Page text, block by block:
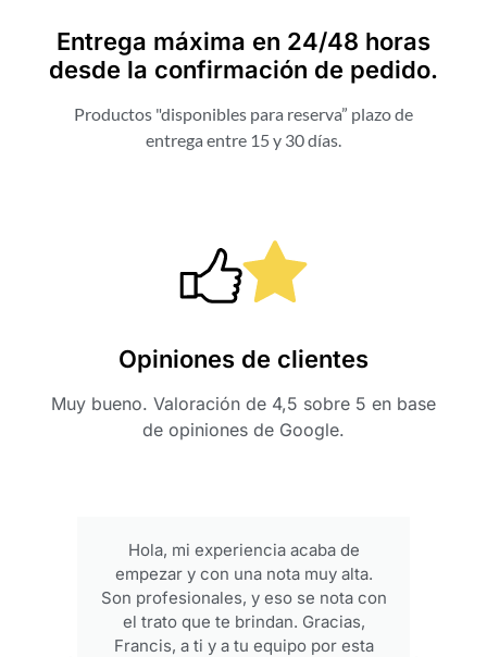
Entrega máxima en 24/48 horas
desde la confirmación de pedido.
Productos "disponibles para reserva” plazo de
entrega entre 15 y 30 días.
Opiniones de clientes
Muy bueno. Valoración de 4,5 sobre 5 en base
de opiniones de Google.
Hola, mi experiencia acaba de
empezar y con una nota muy alta.
Son profesionales, y eso se nota con
el trato que te brindan. Gracias,
Francis, a ti y a tu equipo por esta